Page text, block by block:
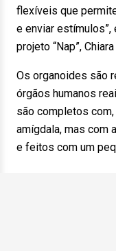
flexíveis que
e enviar estímulos”,
projeto “Nap”,
Os organoides são
órgãos humanos
são completos
amígdala, mas com
e feitos com um